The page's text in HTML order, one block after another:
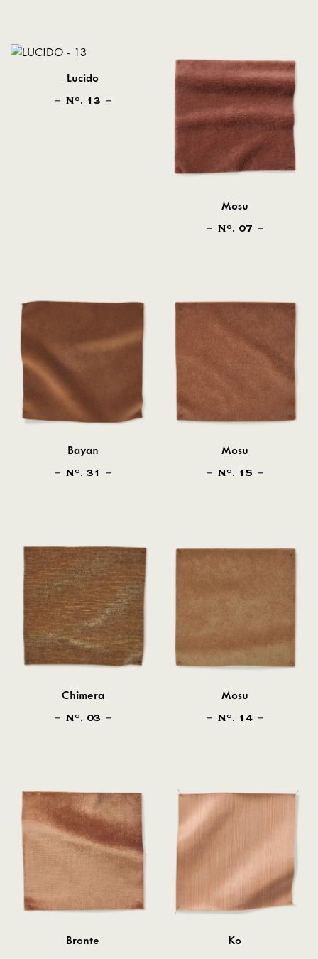
Lucido
NO . 13
Mosu
NO . 07
Bayan
NO . 31
Mosu
NO . 15
Chimera
NO . 03
Mosu
NO . 14
Bronte Ko